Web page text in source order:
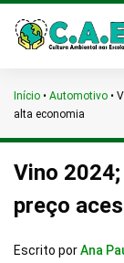
Início • Automotivo •
alta economia
Vino
preço
Escrito porAna